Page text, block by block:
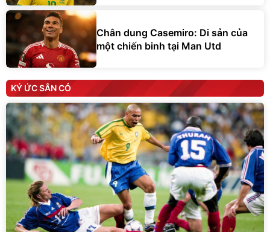
Chân dung Casemiro: Di sản của
một chiến binh tại Man Utd
KÝ ỨC SÂN CỎ